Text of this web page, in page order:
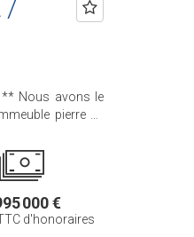
/
le
pierre de
: une entrée, un
une salle de
000 €
d'honoraires